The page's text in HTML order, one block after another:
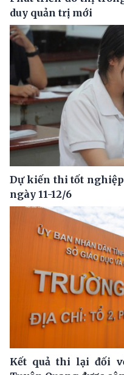
duy quản trị mới
Dự kiến thi tốt
ngày 11-12/6
Kết quả thi lại đối